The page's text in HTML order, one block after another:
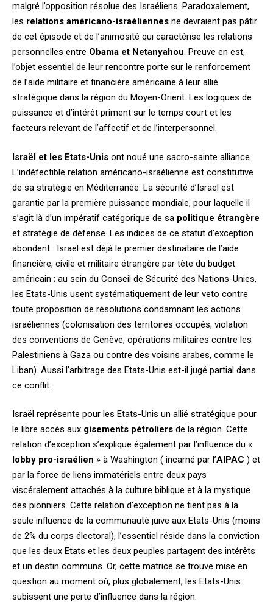
malgré l’opposition résolue des Israéliens. Paradoxalement,
les relations américano-israéliennes ne devraient pas pâtir
de cet épisode et de l’animosité qui caractérise les relations
personnelles entre Obama et Netanyahou. Preuve en est,
l’objet essentiel de leur rencontre porte sur le renforcement
de l’aide militaire et financière américaine à leur allié
stratégique dans la région du Moyen-Orient. Les logiques de
puissance et d’intérêt priment sur le temps court et les
facteurs relevant de l’affectif et de l’interpersonnel.
Israël et les Etats-Unis ont noué une sacro-sainte alliance.
L’indéfectible relation américano-israélienne est constitutive
de sa stratégie en Méditerranée. La sécurité d’Israël est
garantie par la première puissance mondiale, pour laquelle il
s’agit là d’un impératif catégorique de sa politique étrangère
et stratégie de défense. Les indices de ce statut d’exception
abondent : Israël est déjà le premier destinataire de l’aide
financière, civile et militaire étrangère par tête du budget
américain ; au sein du Conseil de Sécurité des Nations-Unies,
les Etats-Unis usent systématiquement de leur veto contre
toute proposition de résolutions condamnant les actions
israéliennes (colonisation des territoires occupés, violation
des conventions de Genève, opérations militaires contre les
Palestiniens à Gaza ou contre des voisins arabes, comme le
Liban). Aussi l’arbitrage des Etats-Unis est-il jugé partial dans
ce conflit.
Israël représente pour les Etats-Unis un allié stratégique pour
le libre accès aux gisements pétroliers de la région. Cette
relation d’exception s’explique également par l’influence du «
lobby pro-israélien » à Washington ( incarné par l’AIPAC ) et
par la force de liens immatériels entre deux pays
viscéralement attachés à la culture biblique et à la mystique
des pionniers. Cette relation d’exception ne tient pas à la
seule influence de la communauté juive aux Etats-Unis (moins
de 2% du corps électoral), l’essentiel réside dans la conviction
que les deux Etats et les deux peuples partagent des intérêts
et un destin communs. Or, cette matrice se trouve mise en
question au moment où, plus globalement, les Etats-Unis
subissent une perte d’influence dans la région.